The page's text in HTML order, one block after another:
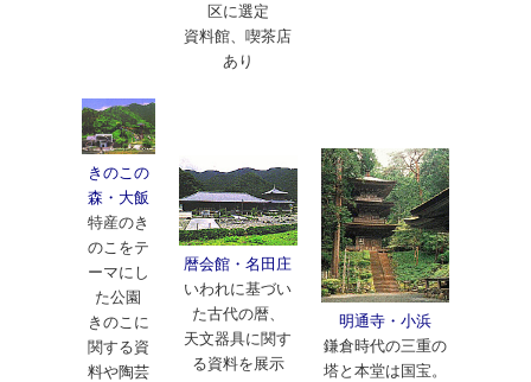
区に選定
資料館、喫茶店
あり
きのこの
森・大飯
特産のき
のこをテ
ーマにし
た公園
きのこに
関する資
料や陶芸
暦会館・名田庄
いわれに基づい
た古代の暦、
天文器具に関す
る資料を展示
明通寺・小浜
鎌倉時代の三重の
塔と本堂は国宝。